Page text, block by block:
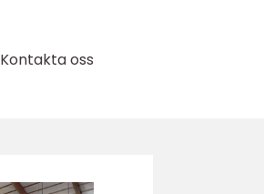
Kontakta oss